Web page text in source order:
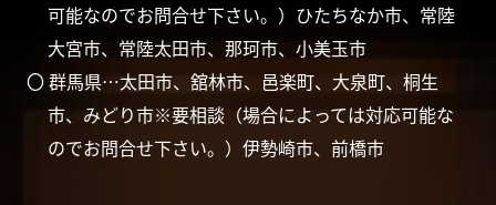
可能なのでお問合せ下さい。）ひたちなか市、常陸
大宮市、常陸太田市、那珂市、小美玉市
〇 群馬県…太田市、舘林市、邑楽町、大泉町、桐生
市、みどり市※要相談（場合によっては対応可能な
のでお問合せ下さい。）伊勢崎市、前橋市